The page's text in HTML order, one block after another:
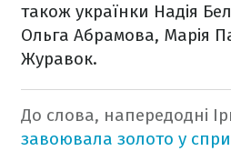
також українки Надія
Ольга Абрамова, Марія
Журавок.
До слова, напередодні
завоювала золото у